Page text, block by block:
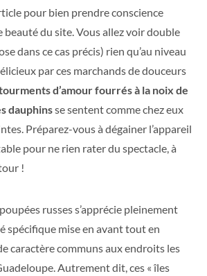
pour bien prendre conscience
beauté du site. Vous allez voir double
dans ce cas précis) rien qu’au niveau
par ces marchands de douceurs
d’amour fourrés à la noix de
dauphinsse sentent comme chez eux
Préparez-vous à dégainer l’appareil
pour ne rien rater du spectacle, à
!
russes s’apprécie pleinement
spécifique mise en avant tout en
caractère communs aux endroits les
Autrement dit, ces « îles